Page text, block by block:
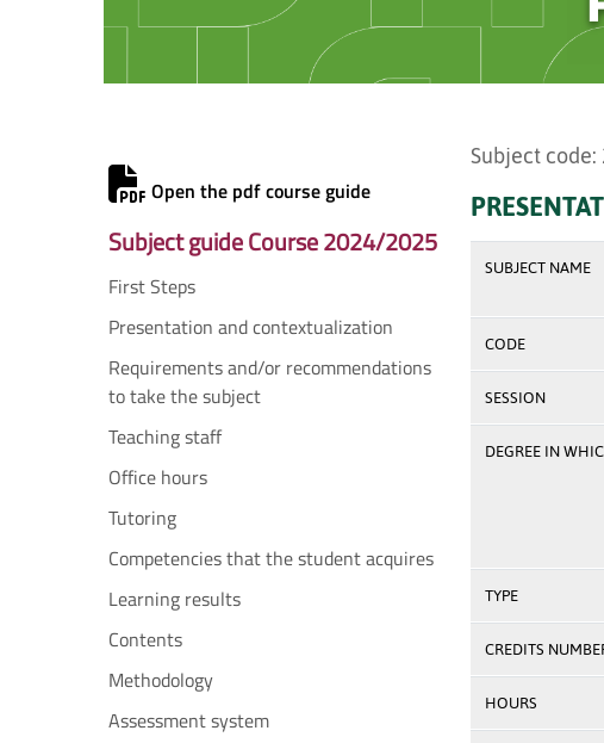
Open the pdf course guide
Subject guide Course 2024/2025
First Steps
Presentation and contextualization
Requirements and/or recommendations
to take the subject
Teaching staff
Office hours
Tutoring
Competencies that the student acquires
Learning results
Contents
Methodology
Assessment system
Subject code:
SUBJECT NAME
CODE
SESSION
DEGREE IN
TYPE
CREDITS
HOURS